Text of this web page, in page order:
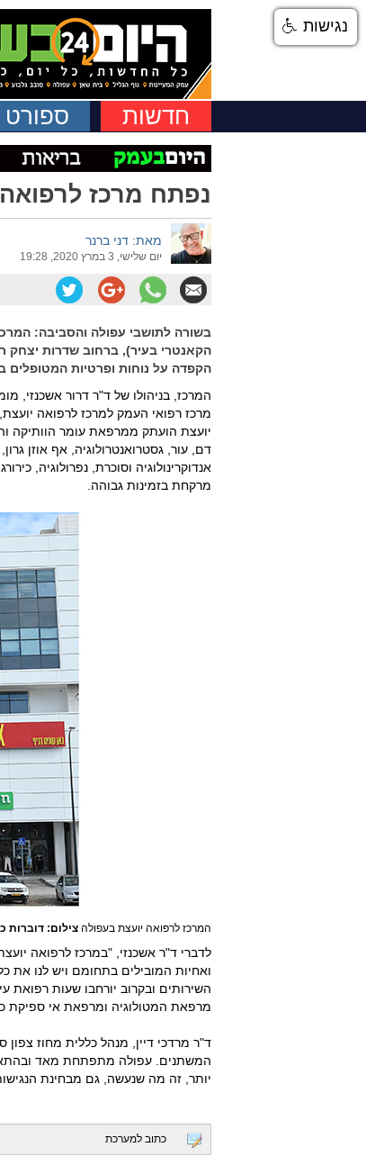
חדשות ספורט
נפתח מרכז
מאת: דני ברנר
יום שלישי, 3 במרץ 2020, 19:28
בשורה לתושבי עפולה והסביבה:
הקפדה על נוחות ופרטיות המטופלים
המרכז, בניהולו של ד"ר דרור אשכנזי,
מרכז רפואי העמק למרכז לרפואה
יועצת הועתק ממרפאת עומר הוותיקה
דם, עור, גסטרואנטרולוגיה, אף אוזן
אנדוקרינולוגיה וסוכרת, נפרולוגיה,
מרקחת בזמינות גבוהה.
המרכז לרפואה יועצת בעפולה צילום: דוברות
לדברי ד"ר אשכנזי, "במרכז לרפואה
ואחיות המובילים בתחומם ויש לנו את
השירותים ובקרוב יורחבו שעות רפואת
מרפאת המטולוגיה ומרפאת אי ספיקת
ד"ר מרדכי דיין, מנהל כללית מחוז
המשתנים. עפולה מתפתחת מאד
יותר, זה מה שנעשה, גם מבחינת
כתוב למערכת
נגישות